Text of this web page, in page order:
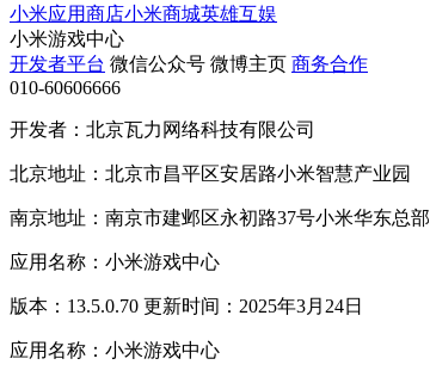
小米应用商店小米商城英雄互娱
小米游戏中心
开发者平台 微信公众号 微博主页 商务合作
010-60606666
开发者：北京瓦力网络科技有限公司
北京地址：北京市昌平区安居路小米智慧产业园
南京地址：南京市建邺区永初路37号小米华东总部
应用名称：小米游戏中心
版本：13.5.0.70 更新时间：2025年3月24日
应用名称：小米游戏中心